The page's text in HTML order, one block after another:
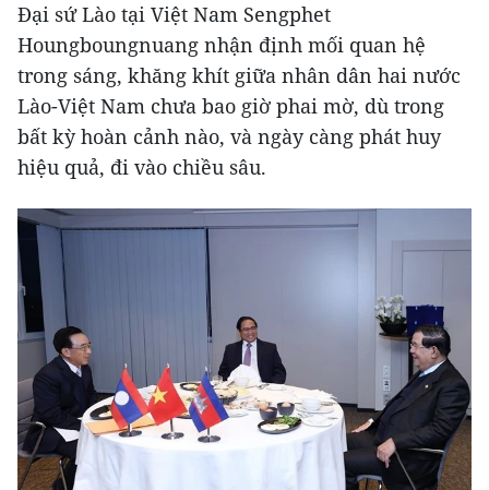
Đại sứ Lào tại Việt Nam Sengphet
Houngboungnuang nhận định mối quan hệ
trong sáng, khăng khít giữa nhân dân hai nước
Lào-Việt Nam chưa bao giờ phai mờ, dù trong
bất kỳ hoàn cảnh nào, và ngày càng phát huy
hiệu quả, đi vào chiều sâu.